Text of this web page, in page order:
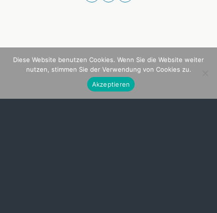
Diese Website benutzen Cookies. Wenn Sie die Website weiter
nutzen, stimmen Sie der Verwendung von Cookies zu.
Akzeptieren